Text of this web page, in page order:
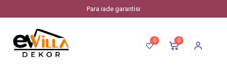
Para iade garantisi
0 0